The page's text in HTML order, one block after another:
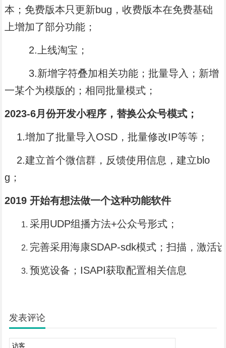
本；免费版本只更新bug，收费版本在免费基础
上增加了部分功能；
2.上线淘宝；
3.新增字符叠加相关功能；批量导入；新增
一某个为模版的；相同批量模式；
2023-6月份开发小程序，替换公众号模式；
1.增加了批量导入OSD，批量修改IP等等；
2.建立首个微信群，反馈使用信息，建立blo
g；
2019 开始有想法做一个这种功能软件
采用UDP组播方法+公众号形式；
完善采用海康SDAP-sdk模式；扫描，激活
预览设备；ISAPI获取配置相关信息
发表评论